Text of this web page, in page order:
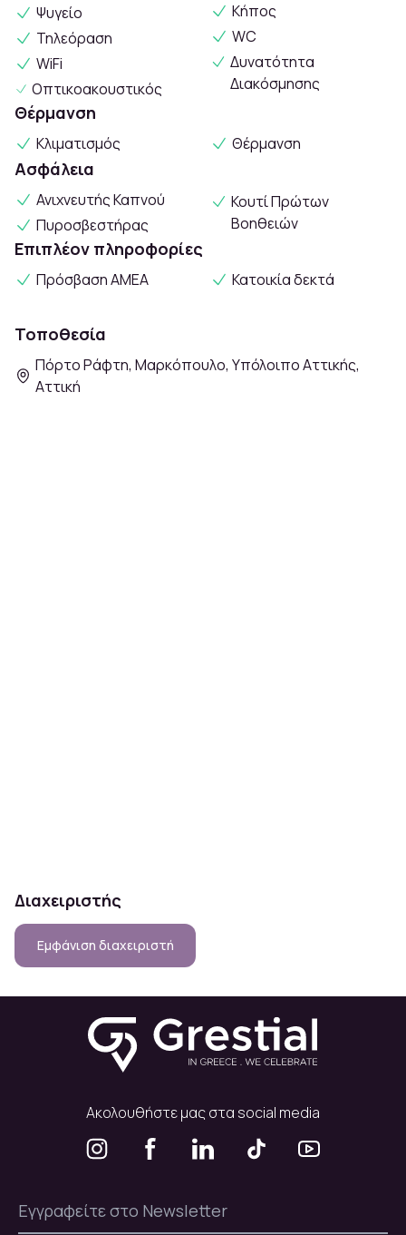
Ψυγείο
Τηλεόραση
WiFi
Οπτικοακουστικός
Κήπος
WC
Δυνατότητα
Διακόσμησης
Θέρμανση
Κλιματισμός Θέρμανση
Ασφάλεια
Ανιχνευτής Καπνού
Πυροσβεστήρας
Κουτί Πρώτων
Βοηθειών
Επιπλέον πληροφορίες
Πρόσβαση ΑΜΕΑ Κατοικία δεκτά
Τοποθεσία
Πόρτο Ράφτη, Μαρκόπουλο, Υπόλοιπο Αττικής,
Αττική
Διαχειριστής
Εμφάνιση διαχειριστή
Ακολουθήστε μας στα social media